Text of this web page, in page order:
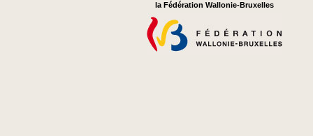
la Fédération Wallonie-Bruxelles